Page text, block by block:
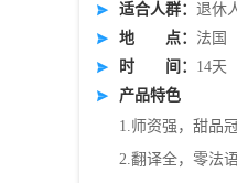
适合人群： 退休
地
点： 法国
时
间 ： 14天
产品特色
1.师资强，甜品
2.翻译全，零法